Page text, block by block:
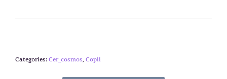
Categories:Cer_cosmos,Copii